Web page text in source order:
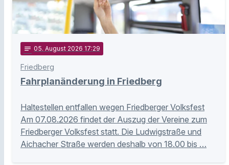
notes 05. August 2026 17:29
Friedberg
Fahrplanänderung in Friedberg
Haltestellen entfallen wegen Friedberger Volksfest
Am 07.08.2026 findet der Auszug der Vereine zum
Friedberger Volksfest statt. Die Ludwigstraße und
Aichacher Straße werden deshalb von 18.00 bis …